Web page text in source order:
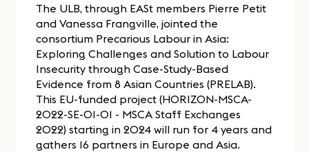
The ULB, through EASt members Pierre Petit
and Vanessa Frangville, jointed the
consortium Precarious Labour in Asia:
Exploring Challenges and Solution to Labour
Insecurity through Case-Study-Based
Evidence from 8 Asian Countries (PRELAB).
This EU-funded project (HORIZON-MSCA-
2022-SE-01-01 - MSCA Staff Exchanges
2022) starting in 2024 will run for 4 years and
gathers 16 partners in Europe and Asia.